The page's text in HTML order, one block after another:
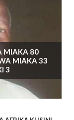
MIAKA 80
MIAKA 33
3